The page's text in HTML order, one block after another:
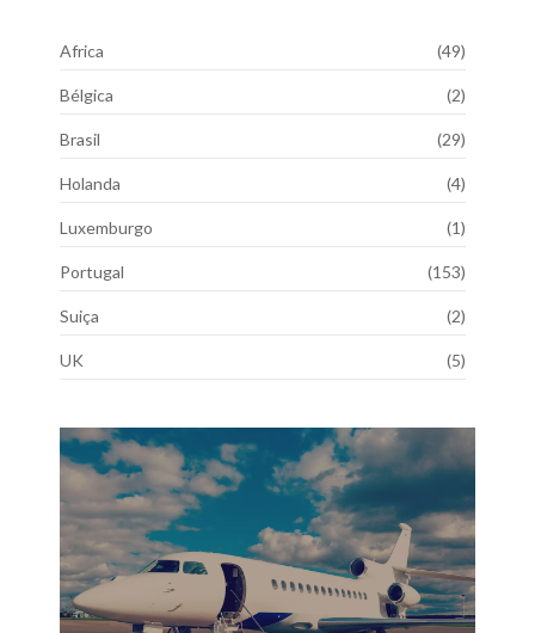
Africa (49)
Bélgica (2)
Brasil (29)
Holanda (4)
Luxemburgo (1)
Portugal (153)
Suiça (2)
UK (5)